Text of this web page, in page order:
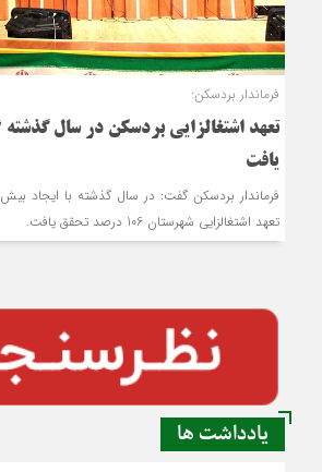
فرماندار بردسکن:
یافت
تعهد اشتغالزایی شهرستان 106 درصد تحقق یافت.
یادداشت ها